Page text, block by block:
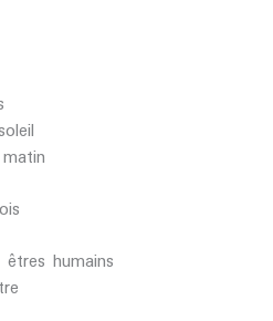
humains